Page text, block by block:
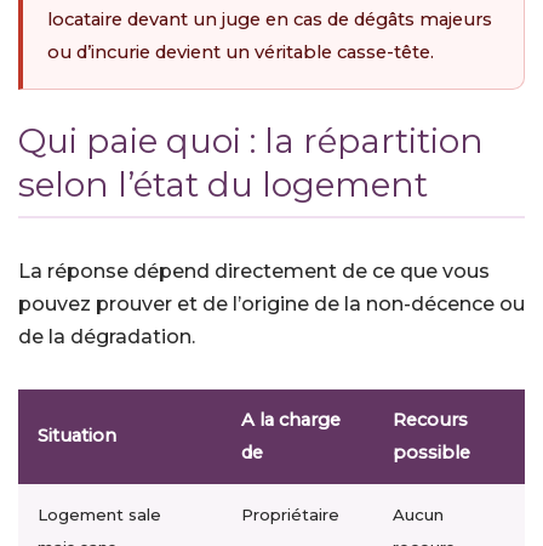
locataire devant un juge en cas de dégâts majeurs
ou d’incurie devient un véritable casse-tête.
Qui paie quoi : la répartition
selon l’état du logement
La réponse dépend directement de ce que vous
pouvez prouver et de l’origine de la non-décence ou
de la dégradation.
Situation
A la charge
de
Recours
possible
Logement sale
Propriétaire
Aucun